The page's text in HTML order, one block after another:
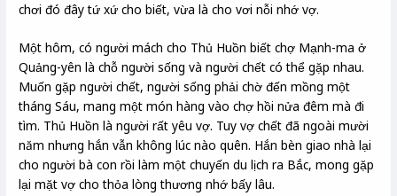
chơi đó đây tứ xứ cho biết, vừa là cho vơi nỗi nhớ vợ.
Một hôm, có người mách cho Thủ Huồn biết chợ Mạnh-ma ở
Quảng-yên là chỗ người sống và người chết có thể gặp nhau.
Muốn gặp người chết, người sống phải chờ đến mồng một
tháng Sáu, mang một món hàng vào chợ hồi nửa đêm mà đi
tìm. Thủ Huồn là người rất yêu vợ. Tuy vợ chết đã ngoài mười
năm nhưng hắn vẫn không lúc nào quên. Hắn bèn giao nhà lại
cho người bà con rồi làm một chuyến du lịch ra Bắc, mong gặp
lại mặt vợ cho thỏa lòng thương nhớ bấy lâu.